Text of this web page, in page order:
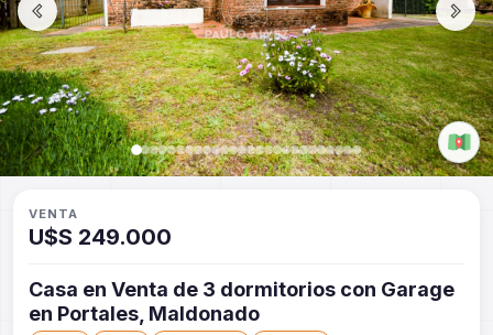
VENTA
U$S 249.000
Casa en Venta de 3 dormitorios con Garage
en Portales, Maldonado